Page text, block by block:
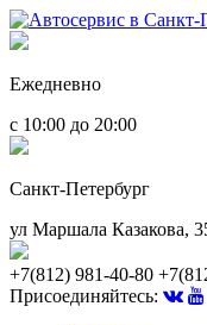
Ежедневно
с 10:00 до 20:00
Санкт-Петербург
ул Маршала Казакова,
+7(812) 981-40-80
Присоединяйтесь: